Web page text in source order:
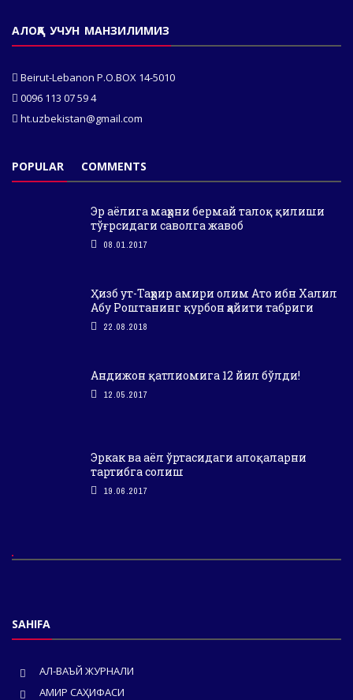
АЛОҚА УЧУН МАНЗИЛИМИЗ
Beirut-Lebanon P.O.BOX 14-5010
0096 113 07 59 4
ht.uzbekistan@gmail.com
POPULAR COMMENTS
Эр аёлига маҳрни бермай талоқ қилиши
тўғрсидаги саволга жавоб
08.01.2017
Ҳизб ут-Таҳрир амири олим Ато ибн Халил
Абу Роштанинг қурбон ҳайити табриги
22.08.2018
Андижон қатлиомига 12 йил бўлди!
12.05.2017
Эркак ва аёл ўртасидаги алоқаларни
тартибга солиш
19.06.2017
SAHIFA
АЛ-ВАЪЙ ЖУРНАЛИ
АМИР САҲИФАСИ